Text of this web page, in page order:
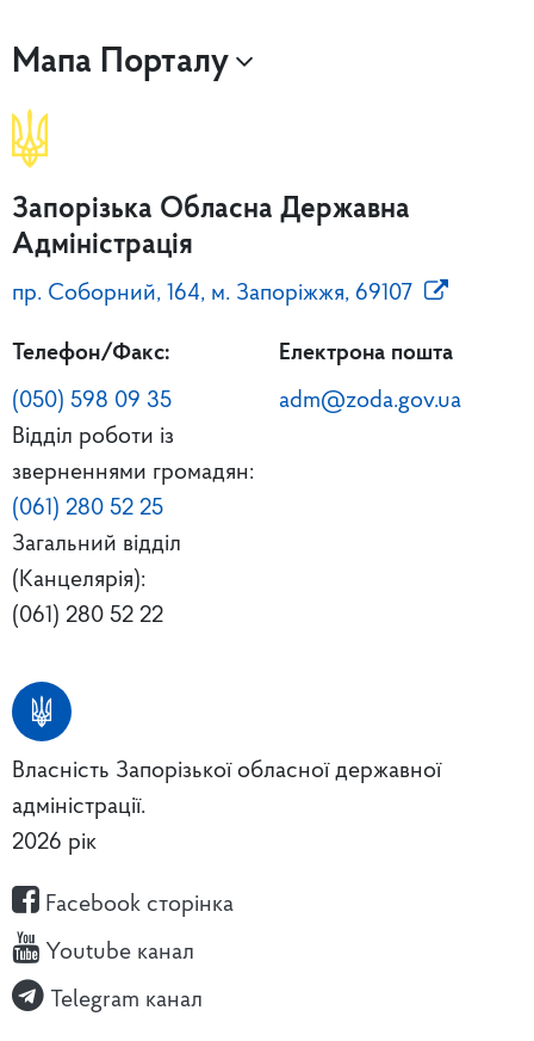
Мапа Порталу
Запорізька Обласна Державна
Адміністрація
пр. Соборний, 164, м. Запоріжжя, 69107
Телефон/Факс:
(050) 598 09 35
Відділ роботи із
зверненнями громадян:
(061) 280 52 25
Загальний відділ
(Канцелярія):
(061) 280 52 22
Електрона пошта
adm@zoda.gov.ua
Власність Запорізької обласної державної
адміністрації.
2026 рік
Facebook сторінка
Youtube канал
Telegram канал